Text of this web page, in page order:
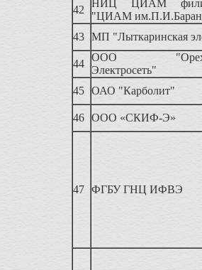
42
НИЦ ЦИАМ
"ЦИАМ
43 МП "Лыткаринская
44
ООО "Орехово-
Электросеть"
45 ОАО "Карболит"
46 ООО «СКИФ-Э»
47 ФГБУ ГНЦ ИФВЭ